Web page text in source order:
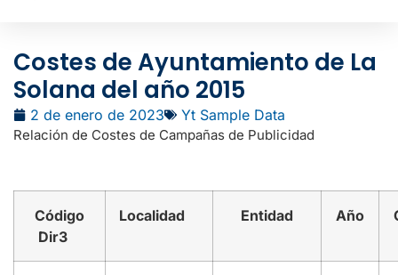
Costes de Ayuntamiento de La
Solana del año 2015
2 de enero de 2023 Yt Sample Data
Relación de Costes de Campañas de Publicidad
Código
Dir3
Localidad Entidad Año